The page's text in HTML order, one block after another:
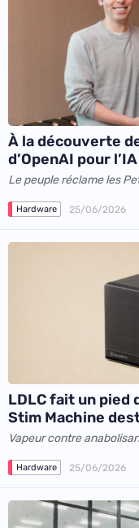
À la découverte
d’OpenAI pour
Le peuple réclame les
Hardware 25/06/2026
LDLC fait un pied
Stim Machine
Vapeur contre
Hardware 25/06/2026